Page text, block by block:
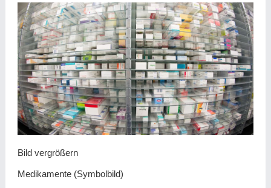
Bild vergrößern
Medikamente (Symbolbild)